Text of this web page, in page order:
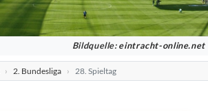
Bildquelle: eintracht-online.net
2. Bundesliga 28. Spieltag